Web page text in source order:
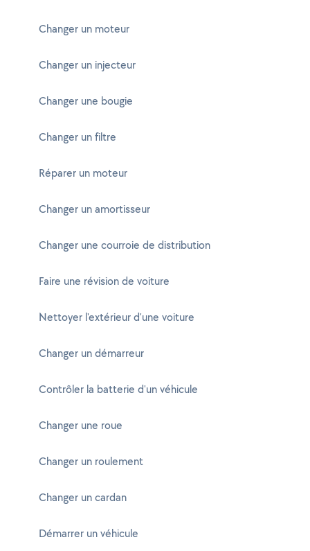
Changer un moteur
Changer un injecteur
Changer une bougie
Changer un filtre
Réparer un moteur
Changer un amortisseur
Changer une courroie de distribution
Faire une révision de voiture
Nettoyer l'extérieur d'une voiture
Changer un démarreur
Contrôler la batterie d'un véhicule
Changer une roue
Changer un roulement
Changer un cardan
Démarrer un véhicule